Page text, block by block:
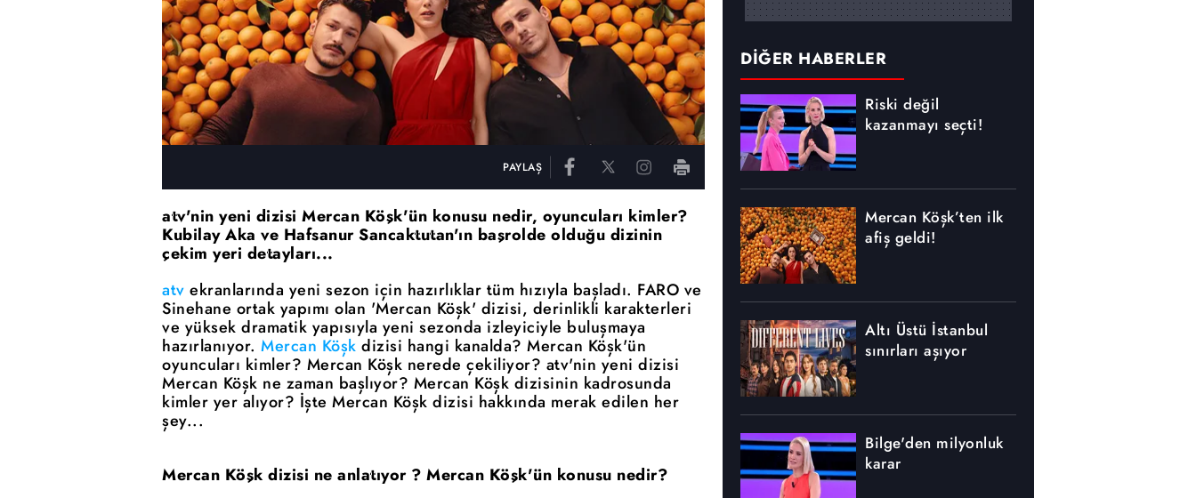
PAYLAŞ
atv'nin yeni dizisi Mercan Köşk'ün konusu nedir, oyuncuları kimler?
Kubilay Aka ve Hafsanur Sancaktutan'ın başrolde olduğu dizinin
çekim yeri detayları...
atv ekranlarında yeni sezon için hazırlıklar tüm hızıyla başladı. FARO ve
Sinehane ortak yapımı olan 'Mercan Köşk' dizisi, derinlikli karakterleri
ve yüksek dramatik yapısıyla yeni sezonda izleyiciyle buluşmaya
hazırlanıyor. Mercan Köşk dizisi hangi kanalda? Mercan Köşk'ün
oyuncuları kimler? Mercan Köşk nerede çekiliyor? atv'nin yeni dizisi
Mercan Köşk ne zaman başlıyor? Mercan Köşk dizisinin kadrosunda
kimler yer alıyor? İşte Mercan Köşk dizisi hakkında merak edilen her
şey...
Mercan Köşk dizisi ne anlatıyor ? Mercan Köşk'ün konusu nedir?
DİĞER HABERLER
Riski değil
kazanmayı seçti!
Mercan Köşk’ten ilk
afiş geldi!
Altı Üstü İstanbul
sınırları aşıyor
Bilge'den milyonluk
karar